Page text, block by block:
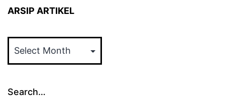
ARSIP ARTIKEL
ARTIKEL
Search…